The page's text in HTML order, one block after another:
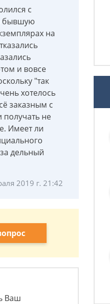
с
бывшую
на
и вовсе
"так
хотелось
заказным с
получать не
Имеет ли
дельный
2019 г. 21:42
Ваш